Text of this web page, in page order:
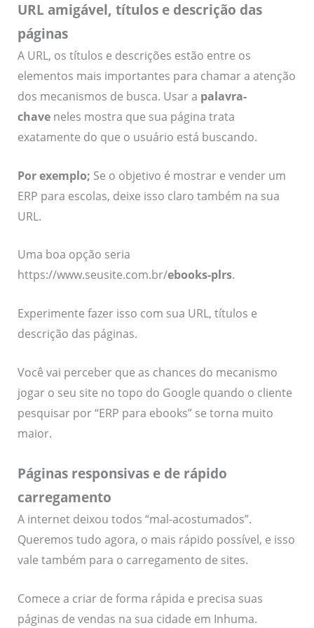
URL amigável, títulos e descrição das
páginas
A URL, os títulos e descrições estão entre os
elementos mais importantes para chamar a atenção
dos mecanismos de busca. Usar a palavra-
chaveneles mostra que sua página trata
exatamente do que o usuário está buscando.
Por exemplo; Se o objetivo é mostrar e vender um
ERP para escolas, deixe isso claro também na sua
URL.
Uma boa opção seria
https://www.seusite.com.br/ebooks-plrs.
Experimente fazer isso com sua URL, títulos e
descrição das páginas.
Você vai perceber que as chances do mecanismo
jogar o seu site no topo do Google quando o cliente
pesquisar por “ERP para ebooks” se torna muito
maior.
Páginas responsivas e de rápido
carregamento
A internet deixou todos “mal-acostumados”.
Queremos tudo agora, o mais rápido possível, e isso
vale também para o carregamento de sites.
Comece a criar de forma rápida e precisa suas
páginas de vendas na sua cidade em Inhuma.